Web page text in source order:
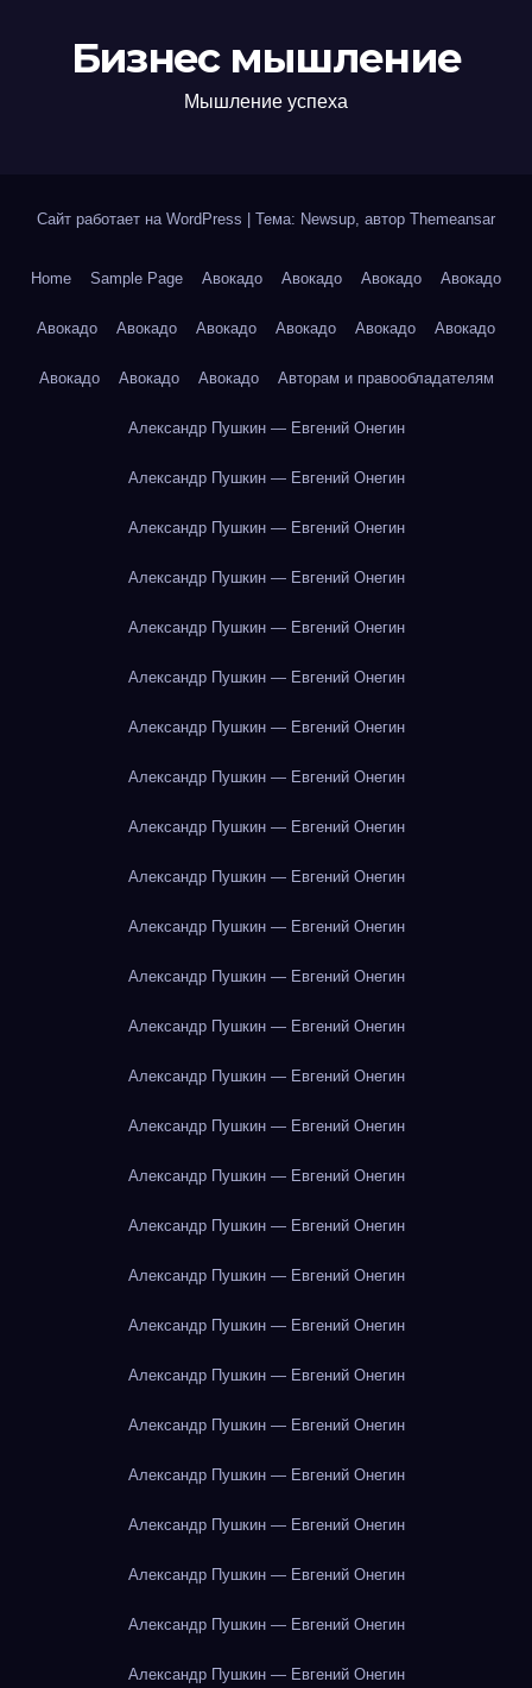
Бизнес мышление
Мышление успеха
Сайт работает на WordPress Тема: Newsup, автор Themeansar
Home Sample Page Авокадо Авокадо Авокадо Авокадо
Авокадо Авокадо Авокадо Авокадо Авокадо Авокадо
Авокадо Авокадо Авокадо Авторам и правообладателям
Александр Пушкин — Евгений Онегин
Александр Пушкин — Евгений Онегин
Александр Пушкин — Евгений Онегин
Александр Пушкин — Евгений Онегин
Александр Пушкин — Евгений Онегин
Александр Пушкин — Евгений Онегин
Александр Пушкин — Евгений Онегин
Александр Пушкин — Евгений Онегин
Александр Пушкин — Евгений Онегин
Александр Пушкин — Евгений Онегин
Александр Пушкин — Евгений Онегин
Александр Пушкин — Евгений Онегин
Александр Пушкин — Евгений Онегин
Александр Пушкин — Евгений Онегин
Александр Пушкин — Евгений Онегин
Александр Пушкин — Евгений Онегин
Александр Пушкин — Евгений Онегин
Александр Пушкин — Евгений Онегин
Александр Пушкин — Евгений Онегин
Александр Пушкин — Евгений Онегин
Александр Пушкин — Евгений Онегин
Александр Пушкин — Евгений Онегин
Александр Пушкин — Евгений Онегин
Александр Пушкин — Евгений Онегин
Александр Пушкин — Евгений Онегин
Александр Пушкин — Евгений Онегин